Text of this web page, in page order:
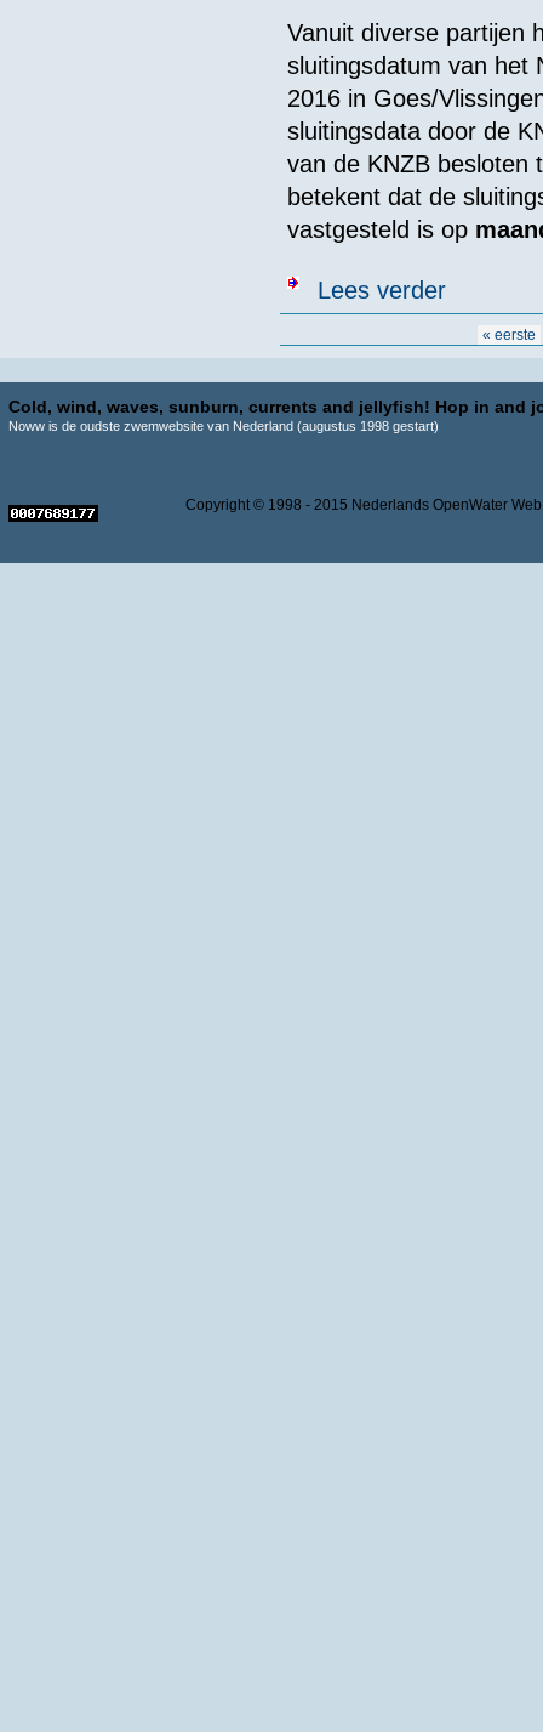
Vanuit diverse partijen
sluitingsdatum van het
2016 in Goes/
sluitingsdata door de
van de KNZB besloten
betekent dat de
vastgesteld is op
Lees verderover
« eerste
Cold, wind, waves, sunburn, currents and jellyfish! Hop in and
Noww is de oudste zwemwebsite van Nederland (augustus 1998 gestart)
Copyright © 1998 - 2015 Nederlands OpenWater